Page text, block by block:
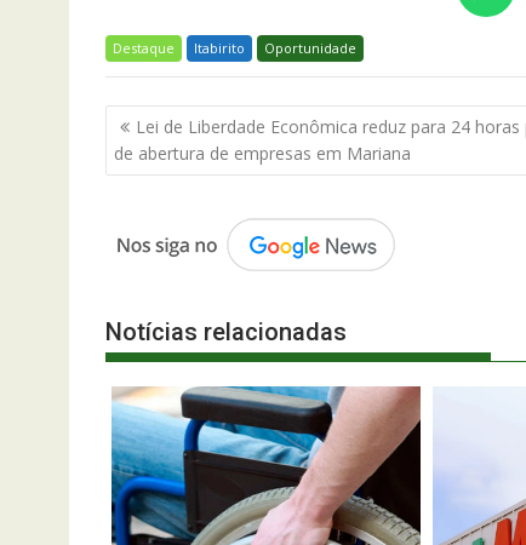
Destaque Itabirito Oportunidade
Navegação
de
Post
Lei de Liberdade Econômica reduz para 24 horas
de abertura de empresas em Mariana
Notícias relacionadas